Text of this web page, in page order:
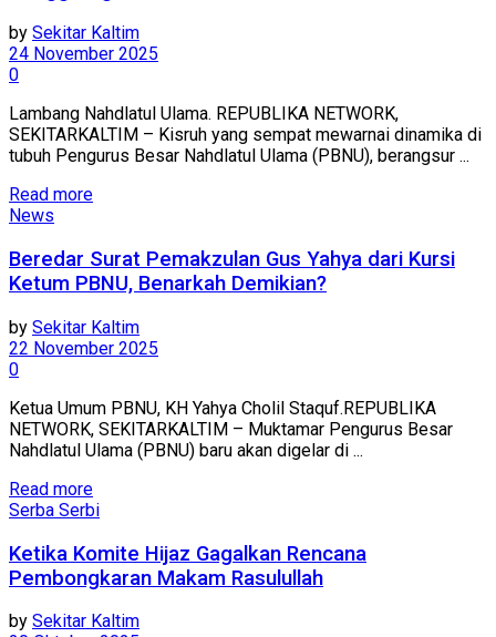
by Sekitar Kaltim
24 November 2025
0
Lambang Nahdlatul Ulama. REPUBLIKA NETWORK,
SEKITARKALTIM – Kisruh yang sempat mewarnai dinamika di
tubuh Pengurus Besar Nahdlatul Ulama (PBNU), berangsur ...
Read more
News
Beredar Surat Pemakzulan Gus Yahya dari Kursi
Ketum PBNU, Benarkah Demikian?
by Sekitar Kaltim
22 November 2025
0
Ketua Umum PBNU, KH Yahya Cholil Staquf.REPUBLIKA
NETWORK, SEKITARKALTIM – Muktamar Pengurus Besar
Nahdlatul Ulama (PBNU) baru akan digelar di ...
Read more
Serba Serbi
Ketika Komite Hijaz Gagalkan Rencana
Pembongkaran Makam Rasulullah
by Sekitar Kaltim